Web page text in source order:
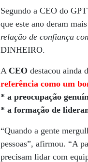
Segundo a CEO do
que este ano deram
relação de confiança
DINHEIRO.
A CEO destacou ainda
referência como um
* a preocupação
* a formação de
“Quando a gente
pessoas”, afirmou. “A
precisam lidar com